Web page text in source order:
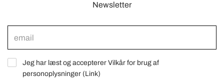
Newsletter
Jeg har læst og accepterer Vilkår for brug af
personoplysninger (Link)